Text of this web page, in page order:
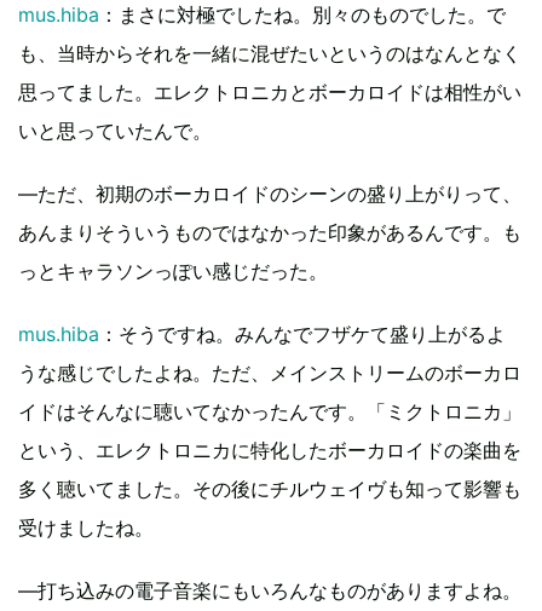
mus.hiba ：まさに対極でしたね。別々のものでした。で
も、当時からそれを一緒に混ぜたいというのはなんとなく
思ってました。エレクトロニカとボーカロイドは相性がい
いと思っていたんで。
―ただ、初期のボーカロイドのシーンの盛り上がりって、
あんまりそういうものではなかった印象があるんです。も
っとキャラソンっぽい感じだった。
mus.hiba ：そうですね。みんなでフザケて盛り上がるよ
うな感じでしたよね。ただ、メインストリームのボーカロ
イドはそんなに聴いてなかったんです。「ミクトロニカ」
という、エレクトロニカに特化したボーカロイドの楽曲を
多く聴いてました。その後にチルウェイヴも知って影響も
受けましたね。
―打ち込みの電子音楽にもいろんなものがありますよね。